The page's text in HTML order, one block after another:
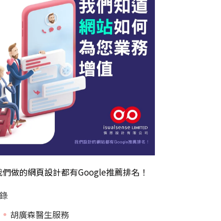
們做的網頁設計都有Google推薦排名！
胡廣森醫生服務